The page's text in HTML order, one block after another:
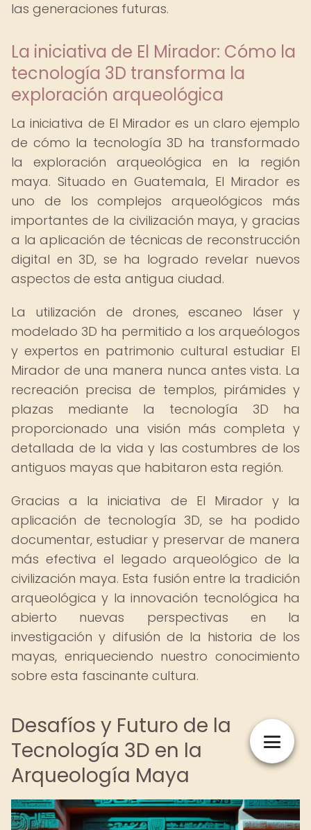
las generaciones futuras.
La iniciativa de El Mirador: Cómo la
tecnología 3D transforma la
exploración arqueológica
La iniciativa de El Mirador es un claro ejemplo
de cómo la tecnología 3D ha transformado
la exploración arqueológica en la región
maya. Situado en Guatemala, El Mirador es
uno de los complejos arqueológicos más
importantes de la civilización maya, y gracias
a la aplicación de técnicas de reconstrucción
digital en 3D, se ha logrado revelar nuevos
aspectos de esta antigua ciudad.
La utilización de drones, escaneo láser y
modelado 3D ha permitido a los arqueólogos
y expertos en patrimonio cultural estudiar El
Mirador de una manera nunca antes vista. La
recreación precisa de templos, pirámides y
plazas mediante la tecnología 3D ha
proporcionado una visión más completa y
detallada de la vida y las costumbres de los
antiguos mayas que habitaron esta región.
Gracias a la iniciativa de El Mirador y la
aplicación de tecnología 3D, se ha podido
documentar, estudiar y preservar de manera
más efectiva el legado arqueológico de la
civilización maya. Esta fusión entre la tradición
arqueológica y la innovación tecnológica ha
abierto nuevas perspectivas en la
investigación y difusión de la historia de los
mayas, enriqueciendo nuestro conocimiento
sobre esta fascinante cultura.
Desafíos y Futuro de la
Tecnología 3D en la
Arqueología Maya